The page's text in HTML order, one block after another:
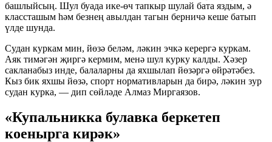
башлыйсың. Шул буада ике-өч тапкыр шулай бата яздым, ә
классташым һәм безнең авылдан тагын берничә кеше батып
үлде шунда.
Судан куркам мин, йөзә беләм, ләкин эчкә керергә куркам.
Аяк тимәгән җиргә кермим, менә шул курку калды. Хәзер
сакланабыз инде, балаларны да яхшылап йөзәргә өйрәтәбез.
Кыз бик яхшы йөзә, спорт нормативларын да бирә, ләкин зур
судан курка, — дип сөйләде Алмаз Миргаязов.
«Купальникка булавка беркетеп
коенырга кирәк»